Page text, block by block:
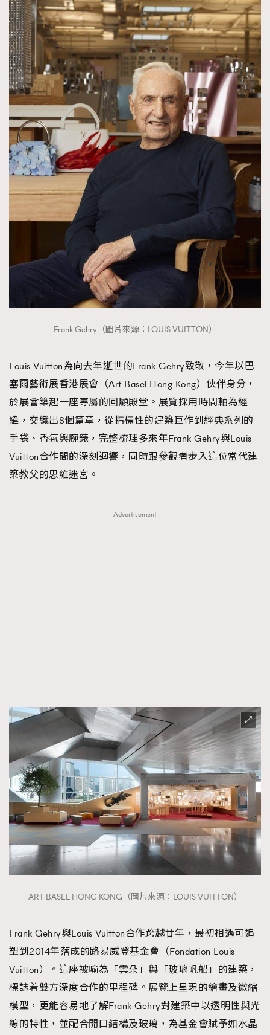
Frank Gehry（圖片來源：LOUIS VUITTON）
Louis Vuitton為向去年逝世的Frank Gehry致敬，今年以巴
塞爾藝術展香港展會（Art Basel Hong Kong）伙伴身分，
於展會築起一座專屬的回顧殿堂。展覽採用時間軸為經
緯，交織出8個篇章，從指標性的建築巨作到經典系列的
手袋、香氛與腕錶，完整梳理多來年Frank Gehry與Louis
Vuitton合作間的深刻迴響，同時跟參觀者步入這位當代建
築教父的思維迷宮。
Advertisement
ART BASEL HONG KONG（圖片來源：LOUIS VUITTON）
Frank Gehry與Louis Vuitton合作跨越廿年，最初相遇可追
塑到2014年落成的路易威登基金會（Fondation Louis
Vuitton）。這座被喻為「雲朵」與「玻璃帆船」的建築，
標誌着雙方深度合作的里程碑。展覽上呈現的繪畫及微縮
模型，更能容易地了解Frank Gehry對建築中以透明性與光
線的特性，並配合開口結構及玻璃，為基金會賦予如水晶